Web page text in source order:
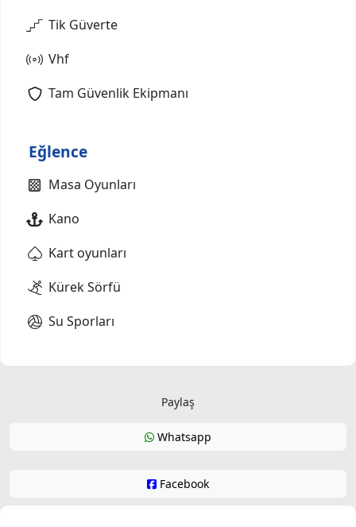
Tik Güverte
Vhf
Tam Güvenlik Ekipmanı
Eğlence
Masa Oyunları
Kano
Kart oyunları
Kürek Sörfü
Su Sporları
Paylaş
Whatsapp
Facebook